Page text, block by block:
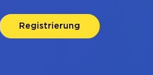
Registrierung